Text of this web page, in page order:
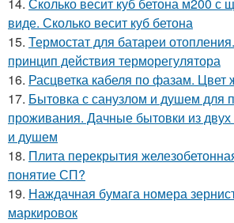
виде. Сколько весит куб бетона
15. Термостат для батареи
принцип действия терморегулятора
16. Расцветка кабеля по фазам.
17. Бытовка с санузлом и душем для
проживания. Дачные бытовки из двух
и душем
18. Плита перекрытия
понятие СП?
19. Наждачная бумага номера
маркировок